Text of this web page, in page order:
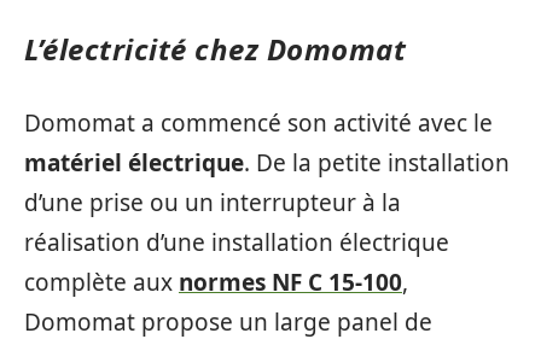
L’électricité chez Domomat
Domomat a commencé son activité avec le
matériel électrique. De la petite installation
d’une prise ou un interrupteur à la
réalisation d’une installation électrique
complète aux normes NF C 15-100,
Domomat propose un large panel de